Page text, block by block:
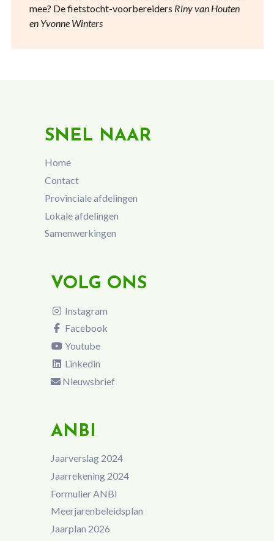
mee? De fietstocht-voorbereiders Riny van Houten
en Yvonne Winters
SNEL NAAR
Home
Contact
Provinciale afdelingen
Lokale afdelingen
Samenwerkingen
VOLG ONS
Instagram
Facebook
Youtube
Linkedin
Nieuwsbrief
ANBI
Jaarverslag 2024
Jaarrekening 2024
Formulier ANBI
Meerjarenbeleidsplan
Jaarplan 2026